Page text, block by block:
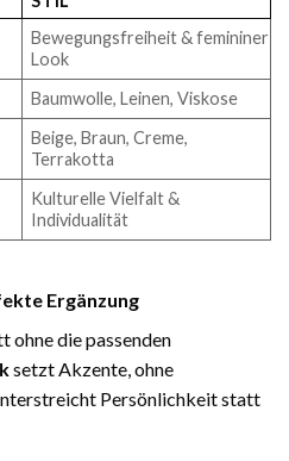
Bewegungsfreiheit & femininer
Look
Baumwolle, Leinen, Viskose
Beige, Braun, Creme,
Terrakotta
Kulturelle Vielfalt &
Individualität
Ergänzung
die passenden
setzt Akzente, ohne
Persönlichkeit statt